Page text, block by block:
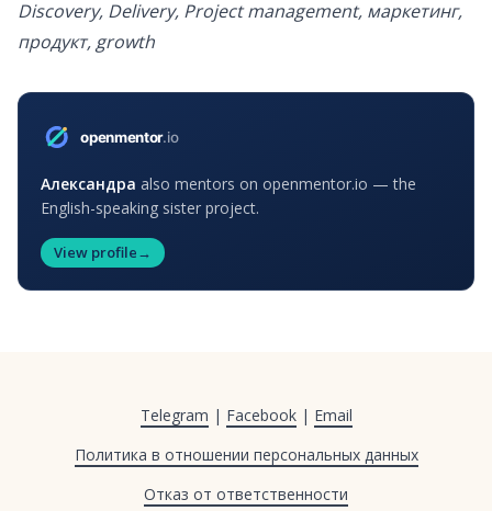
Discovery, Delivery, Project management, маркетинг,
продукт, growth
Александра also mentors on openmentor.io — the
English-speaking sister project.
View profile→
Telegram | Facebook| Email
Политика в отношении персональных данных
Отказ от ответственности